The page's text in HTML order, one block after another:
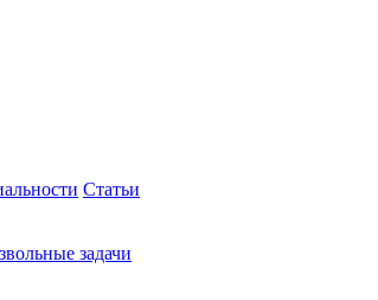
Статьи
задачи